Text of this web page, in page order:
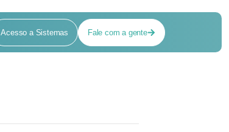
Acesso a Sistemas Fale com a gente